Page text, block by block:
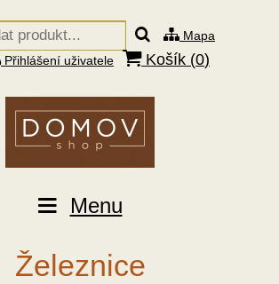
Mapa
Přihlášení uživatele Košík (0)
Menu
Železnice